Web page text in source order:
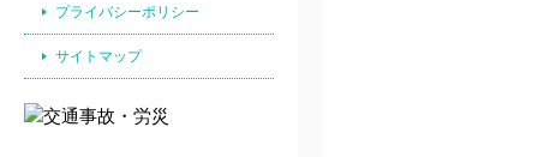
プライバシーポリシー
サイトマップ